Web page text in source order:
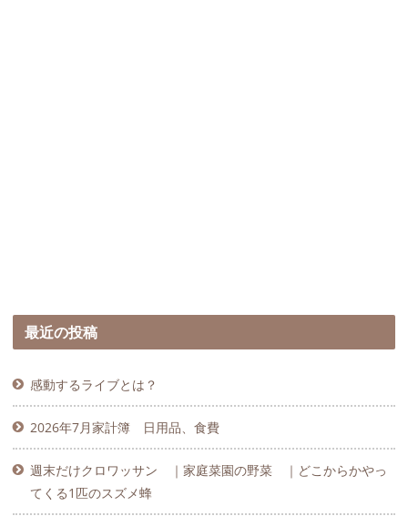
最近の投稿
感動するライブとは？
2026年7月家計簿 日用品、食費
週末だけクロワッサン ｜家庭菜園の野菜 ｜どこからかやっ
てくる1匹のスズメ蜂